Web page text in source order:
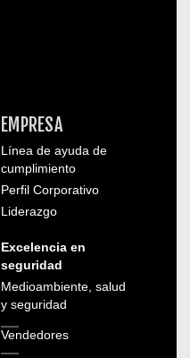
EMPRESA
Línea de ayuda de
cumplimiento
Perfil Corporativo
Liderazgo
Excelencia en
seguridad
Medioambiente, salud
y seguridad
Vendedores